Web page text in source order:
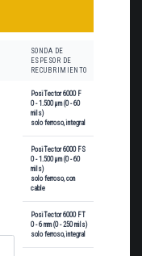
SONDA DE
ESPESOR DE
RECUBRIMIENTO
PosiTector 6000 F
0 - 1.500 μm (0 - 60
mils)
solo ferroso, integral
PosiTector 6000 FS
0 - 1.500 μm (0 - 60
mils)
solo ferroso, con
cable
PosiTector 6000 FT
0 - 6 mm (0 - 250 mils)
solo ferroso, integral